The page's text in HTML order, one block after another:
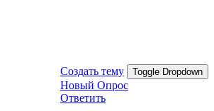
Создать тему Toggle Dropdown
Новый Опрос
Ответить